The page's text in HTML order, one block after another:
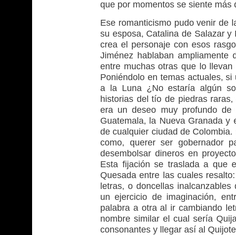
que por momentos se siente más
Ese romanticismo pudo venir de
su esposa, Catalina de Salazar
crea el personaje con esos
Jiménez hablaban ampliamente
entre muchas otras que lo
Poniéndolo en temas actuales,
a la Luna ¿No estaría algún
historias del tío de piedras
era un deseo muy profundo de
Guatemala, la Nueva Granada y
de cualquier ciudad de
como, querer ser gobernador
desembolsar dineros en
Esta fijación se traslada a que
Quesada entre las cuales
letras, o doncellas
un ejercicio de imaginación,
palabra a otra al ir cambiando
nombre similar el cual sería
consonantes y llegar así al